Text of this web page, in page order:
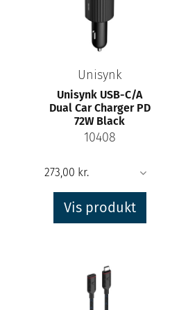
Unisynk
Unisynk USB-C/A
Dual Car Charger PD
72W Black
10408
Vis produkt